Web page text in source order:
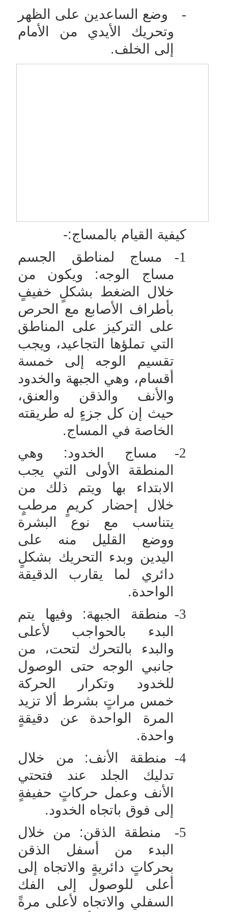
-
وضع الساعدين على الظهر
وتحريك الأيدي من الأمام
إلى الخلف.
كيفية القيام بالمساج:-
1-
مساج لمناطق الجسم
مساج الوجه: ويكون من
خلال الضغط بشكلٍ خفيفٍ
بأطراف الأصابع مع الحرص
على التركيز على المناطق
التي تملؤها التجاعيد، ويجب
تقسيم الوجه إلى خمسة
أقسام، وهي الجبهة والخدود
والأنف والذقن والعنق،
حيث إن كل جزءٍ له طريقته
الخاصة في المساج.
2-
مساج الخدود: وهي
المنطقة الأولى التي يجب
الابتداء بها ويتم ذلك من
خلال إحضار كريمٍ مرطبٍ
يتناسب مع نوع البشرة
ووضع القليل منه على
اليدين وبدء التحريك بشكلٍ
دائري لما يقارب الدقيقة
الواحدة.
3-
منطقة الجبهة: وفيها يتم
البدء بالحواجب لأعلى
والبدء بالتحرك لتحت، من
جانبي الوجه حتى الوصول
للخدود وتكرار الحركة
خمس مراتٍ بشرط ألا تزيد
المرة الواحدة عن دقيقةٍ
واحدة.
4-
منطقة الأنف: من خلال
تدليك الجلد عند فتحتي
الأنف وعمل حركاتٍ حفيفةٍ
إلى فوق باتجاه الخدود.
5-
منطقة الذقن: من خلال
البدء من أسفل الذقن
بحركاتٍ دائريةٍ والاتجاه إلى
أعلى للوصول إلى الفك
السفلي والاتجاه لأعلى مرةً